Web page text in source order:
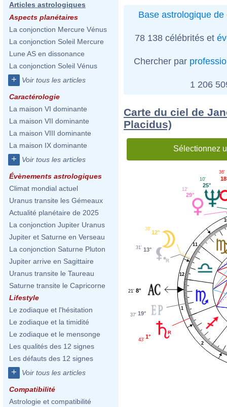
Articles astrologiques
Aspects planétaires
La conjonction Mercure Vénus
La conjonction Soleil Mercure
Lune AS en dissonance
La conjonction Soleil Vénus
+ Voir tous les articles
Caractérologie
La maison VI dominante
La maison VII dominante
La maison VIII dominante
La maison IX dominante
+ Voir tous les articles
Évènements astrologiques
Climat mondial actuel
Uranus transite les Gémeaux
Actualité planétaire de 2025
La conjonction Jupiter Uranus
Jupiter et Saturne en Verseau
La conjonction Saturne Pluton
Jupiter arrive en Sagittaire
Uranus transite le Taureau
Saturne transite le Capricorne
Lifestyle
Le zodiaque et l'hésitation
Le zodiaque et la timidité
Le zodiaque et le mensonge
Les qualités des 12 signes
Les défauts des 12 signes
+ Voir tous les articles
Compatibilité
Astrologie et compatibilité
Base astrologique de
78 138 célébrités et
Chercher par
1 206
Carte du ciel de
Placidus)
Sélectionnez
1
2
11
12
36'
25°
10'
29°
12'
12°
38'
13°
31'
8°
21'
19°
37'
1°
43'